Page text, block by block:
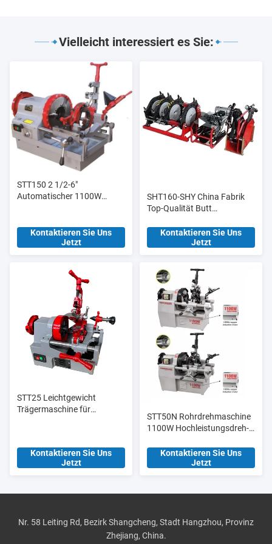
Vielleicht interessiert es Sie:
STT150 2 1/2-6"
Automatischer 1100W
Hochleistungsmodell
Kontaktieren Sie Uns
Jetzt
SHT160-SHY China Fabrik
Top-Qualität Butt
Fusion Verbindung für
Baustoffgeschäfte
Kontaktieren Sie Uns
Jetzt
STT25 Leichtgewicht
Trägermaschine für
Kontaktieren Sie Uns
Jetzt
STT50N Rohrdrehmaschine
1100W Hochleistungsdreh-
Kontaktieren Sie Uns
Jetzt
Nr. 58 Leiting Rd, Bezirk Shangcheng, Stadt Hangzhou, Provinz
Zhejiang, China.